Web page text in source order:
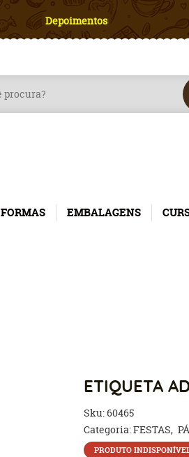
Depoimentos
FORMAS EMBALAGENS
ETIQUETA
Sku:60465
Categoria:FESTAS
PRODUTO